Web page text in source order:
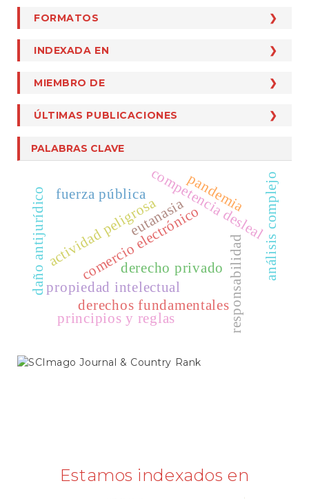
Para Autores
Para Lectores
Para Bibliotecólogos
FORMATOS
FORMATOS
Cesión De Derechos De Autor
Ficha Pares Y Autores
Plantilla Artículos
INDEXADA EN
INDEXADA EN
Qualis Capes Categoría A1
Dialnet
DOAJ
Ebsco
MIAR
Publindex
SciELO
Scopus
MIEMBRO DE
MIEMBRO DE
Crossref
ÚLTIMAS PUBLICACIONES
PALABRAS CLAVE
comercio electrónicocompetencia desleal
derecho privado
propiedad intelectual responsabilidad
actividad peligrosa
fuerza pública
daño antijurídico
derechos fundamentales
eutanasia
principios y reglas
análisis complejo
pandemia
SCIMAGO
Estamos indexados en